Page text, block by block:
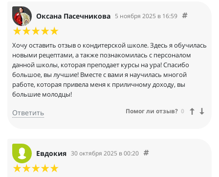
очень информативный чат. Мастер-классы наших
преподавателей с участием Максима и Дениса Жарковых
заряжают энергией и я не могу удержаться: приобретаю все
новые и новые курсы. Один курс "Пасха для гурманов"
заморозила до февраля и несколько курсов пытаюсь
закончить. За каждый урок и каждый курс начисляются
бонусы, которые можно использовать для покупки новых
курсов. Спасибо всей команде за чудесную школу! Вы-лучшие!
Рекомендую вас всем друзьям и знакомым! Поздравляю весь
коллектив с наступающим Новым годом! Пусть он подарит
интересных курсов! Так держать, CakePro!!!
Оксана Пасечникова 5 ноября 2025 в 16:59
Хочу оставить отзыв о кондитерской школе. Здесь я обучилась
новыми рецептами, а также познакомилась с персоналом
данной школы, которая преподает курсы на ура! Спасибо
большое, вы лучшие! Вместе с вами я научилась многой
работе, которая привела меня к приличному доходу, вы
большие молодцы!
Ответить Помог ли отзыв? 0
Евдокия 30 октября 2025 в 00:20